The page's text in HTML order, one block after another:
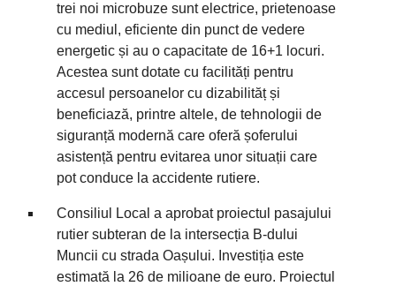
trei noi microbuze sunt electrice, prietenoase
cu mediul, eficiente din punct de vedere
energetic și au o capacitate de 16+1 locuri.
Acestea sunt dotate cu facilități pentru
accesul persoanelor cu dizabilităț și
beneficiază, printre altele, de tehnologii de
siguranță modernă care oferă șoferului
asistență pentru evitarea unor situații care
pot conduce la accidente rutiere.
Consiliul Local a aprobat proiectul pasajului
rutier subteran de la intersecția B-dului
Muncii cu strada Oașului. Investiția este
estimată la 26 de milioane de euro. Proiectul